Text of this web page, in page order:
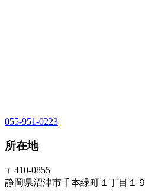
055-951-0223
所在地
〒410-0855
静岡県沼津市千本緑町１丁目１９